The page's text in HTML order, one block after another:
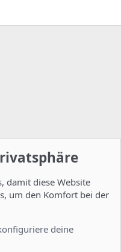
, damit diese Website
um den Komfort bei der
deine